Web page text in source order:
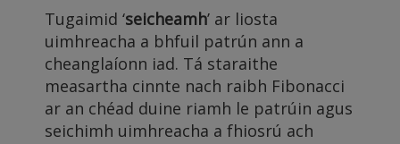
Tugaimid ‘seicheamh’ ar liosta
uimhreacha a bhfuil patrún ann a
cheanglaíonn iad. Tá staraithe
measartha cinnte nach raibh Fibonacci
ar an chéad duine riamh le patrúin agus
seichimh uimhreacha a fhiosrú ach